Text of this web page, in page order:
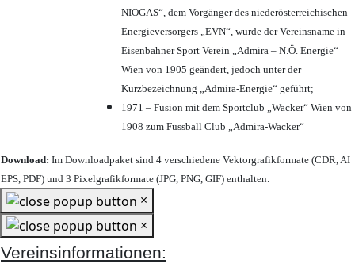
NIOGAS“, dem Vorgänger des niederösterreichischen
Energieversorgers „EVN“, wurde der Vereinsname in
Eisenbahner Sport Verein „Admira – N.Ö. Energie“
Wien von 1905 geändert, jedoch unter der
Kurzbezeichnung „Admira-Energie“ geführt;
1971 – Fusion mit dem Sportclub „Wacker“ Wien von
1908 zum Fussball Club „Admira-Wacker“
Download: Im Downloadpaket sind 4 verschiedene Vektorgrafikformate (CDR, AI
EPS, PDF) und 3 Pixelgrafikformate (JPG, PNG, GIF) enthalten.
×
×
Vereinsinformationen: